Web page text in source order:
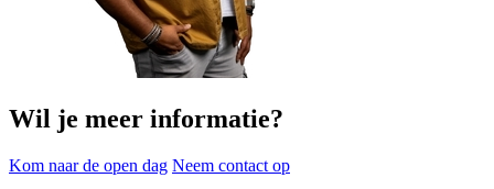
Wil je meer informatie?
Kom naar de open dag Neem contact op